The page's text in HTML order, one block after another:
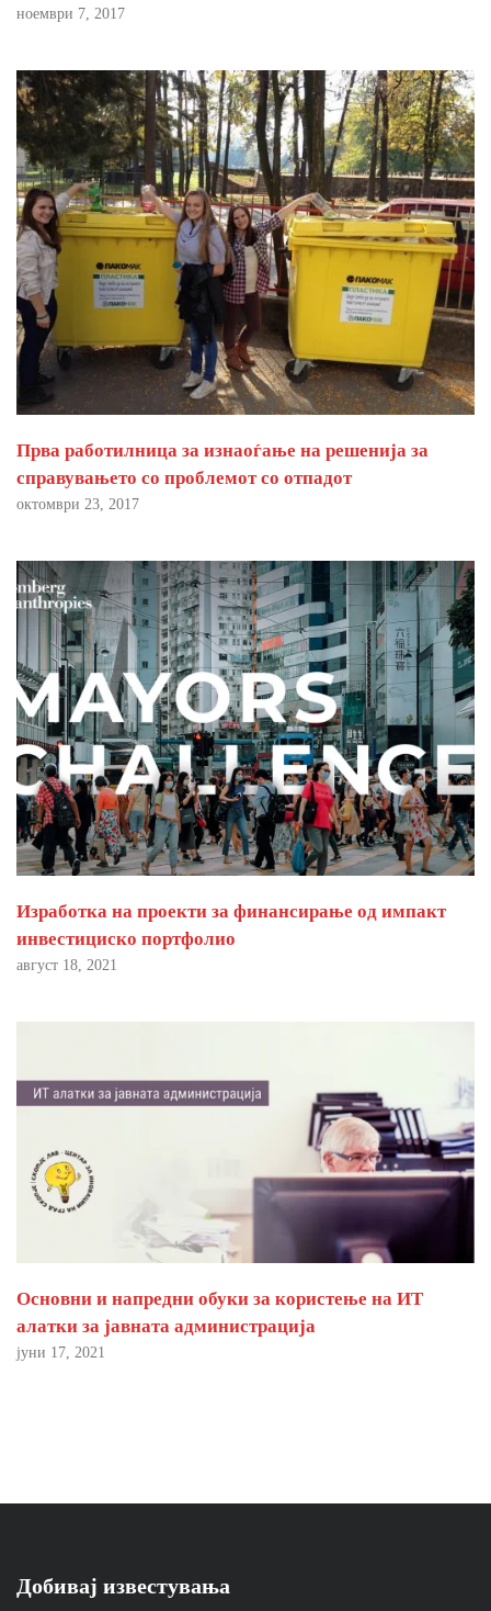
ноември 7, 2017
Прва работилница за изнаоѓање на решенија за
справувањето со проблемот со отпадот
октомври 23, 2017
Изработка на проекти за финансирање од импакт
инвестициско портфолио
август 18, 2021
Основни и напредни обуки за користење на ИТ
алатки за јавната администрација
јуни 17, 2021
Добивај известувања